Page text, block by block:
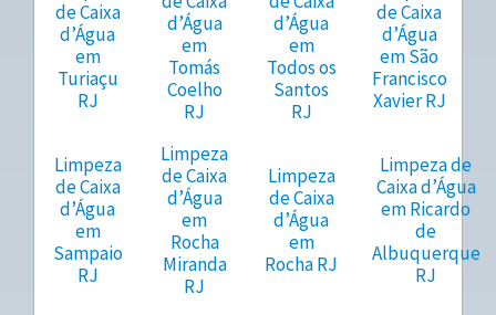
de Caixa
d’Água
em
Turiaçu
RJ
d’Água
em
Tomás
Coelho
RJ
d’Água
em
Todos os
Santos
RJ
de Caixa
d’Água
em São
Francisco
Xavier RJ
Limpeza
de Caixa
d’Água
em
Sampaio
RJ
Limpeza
de Caixa
d’Água
em
Rocha
Miranda
RJ
Limpeza
de Caixa
d’Água
em
Rocha RJ
Limpeza de
Caixa d’Água
em Ricardo
de
Albuquerque
RJ